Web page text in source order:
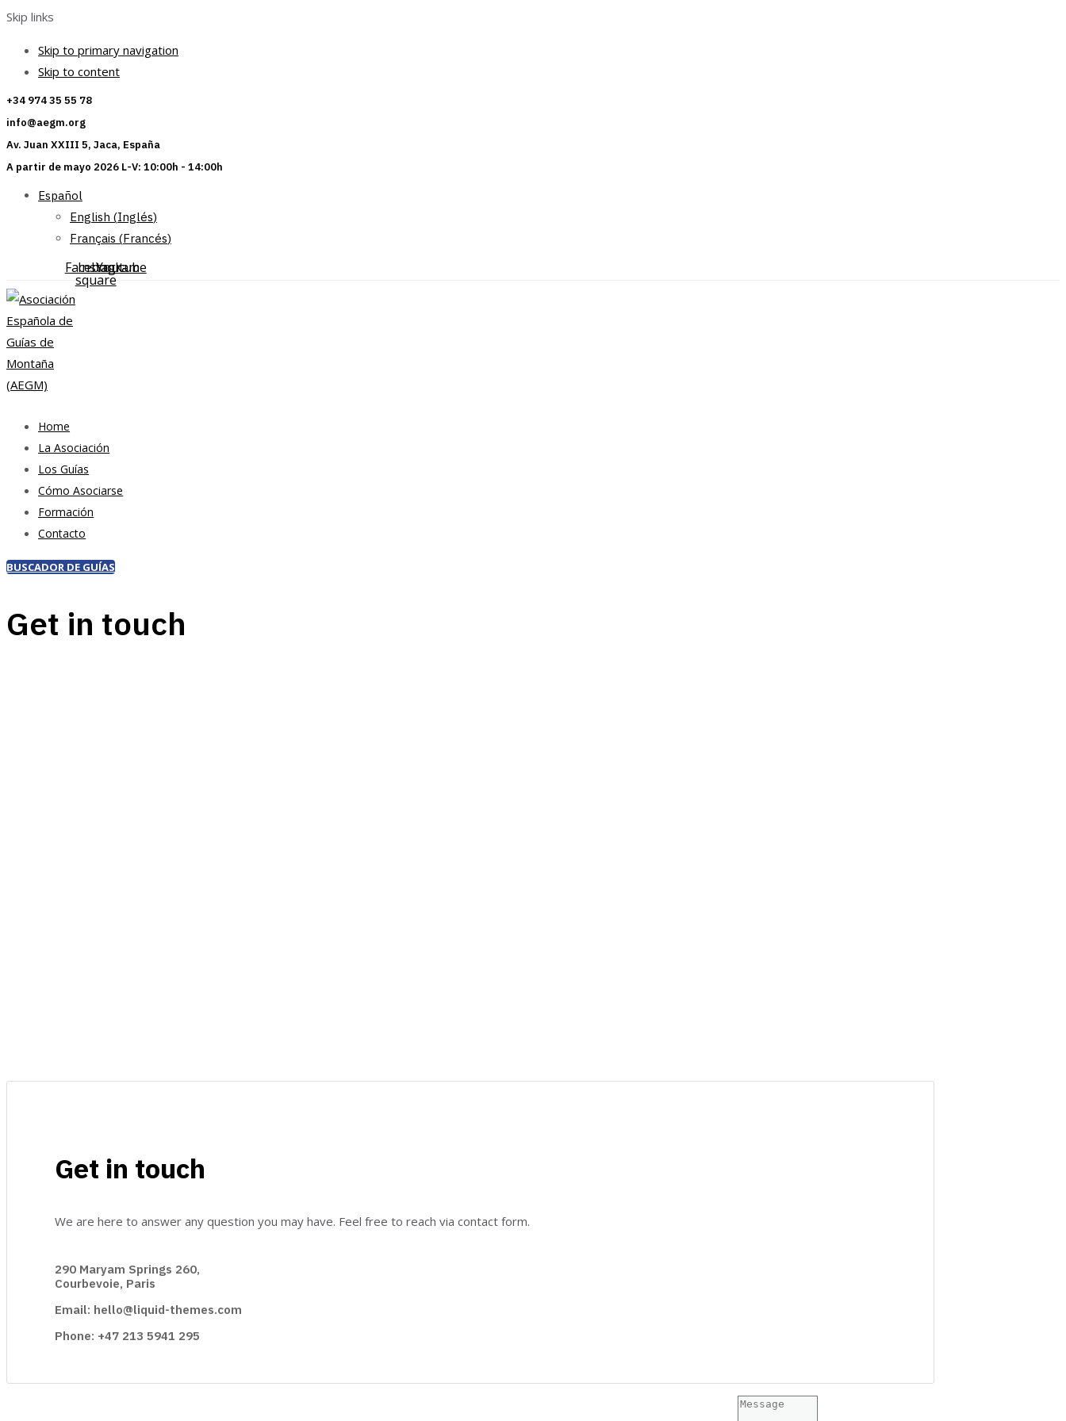
Skip links
Skip to primary navigation
Skip to content
+34 974 35 55 78
info@aegm.org
Av. Juan XXIII 5, Jaca, España
A partir de mayo 2026 L-V: 10:00h - 14:00h
Español
English (Inglés)
Français (Francés)
Facebook-
square
Instagram
Youtube
Home
La Asociación
Los Guías
Cómo Asociarse
Formación
Contacto
BUSCADOR DE GUÍAS
Get in touch
Get in touch
We are here to answer any question you may have. Feel free to reach via contact form.
290 Maryam Springs 260,
Courbevoie, Paris
Email: hello@liquid-themes.com
Phone: +47 213 5941 295